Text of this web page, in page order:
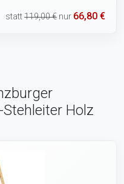
statt119,00 € nur 66,80 €
Holz